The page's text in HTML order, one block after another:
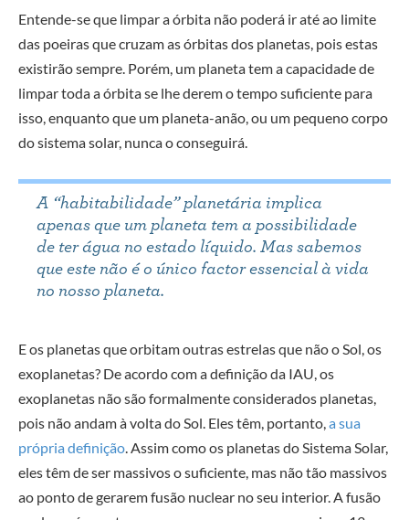
Entende-se que limpar a órbita não poderá ir até ao limite
das poeiras que cruzam as órbitas dos planetas, pois estas
existirão sempre. Porém, um planeta tem a capacidade de
limpar toda a órbita se lhe derem o tempo suficiente para
isso, enquanto que um planeta-anão, ou um pequeno corpo
do sistema solar, nunca o conseguirá.
A “habitabilidade” planetária implica
apenas que um planeta tem a possibilidade
de ter água no estado líquido. Mas sabemos
que este não é o único factor essencial à vida
no nosso planeta.
E os planetas que orbitam outras estrelas que não o Sol, os
exoplanetas? De acordo com a definição da IAU, os
exoplanetas não são formalmente considerados planetas,
pois não andam à volta do Sol. Eles têm, portanto, a sua
própria definição . Assim como os planetas do Sistema Solar,
eles têm de ser massivos o suficiente, mas não tão massivos
ao ponto de gerarem fusão nuclear no seu interior. A fusão